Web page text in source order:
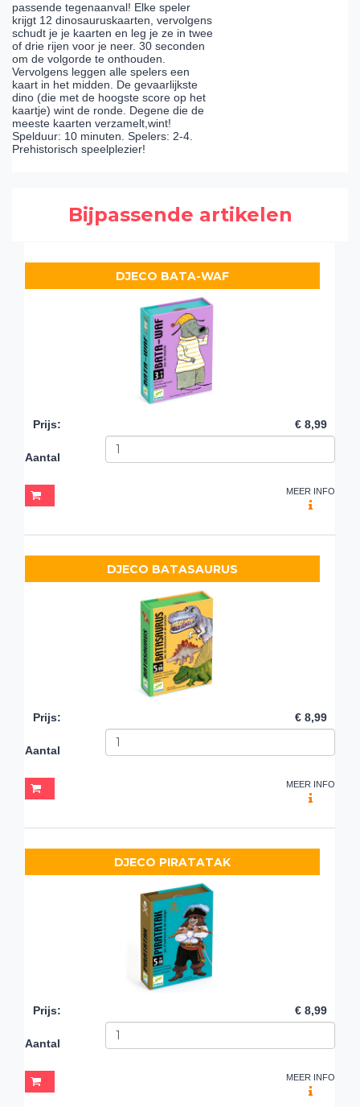
passende tegenaanval! Elke speler
krijgt 12 dinosauruskaarten, vervolgens
schudt je je kaarten en leg je ze in twee
of drie rijen voor je neer. 30 seconden
om de volgorde te onthouden.
Vervolgens leggen alle spelers een
kaart in het midden. De gevaarlijkste
dino (die met de hoogste score op het
kaartje) wint de ronde. Degene die de
meeste kaarten verzamelt,wint!
Spelduur: 10 minuten. Spelers: 2-4.
Prehistorisch speelplezier!
Bijpassende artikelen
DJECO BATA-WAF
Prijs: € 8,99
Aantal
MEER INFO
DJECO BATASAURUS
Prijs: € 8,99
Aantal
MEER INFO
DJECO PIRATATAK
Prijs: € 8,99
Aantal
MEER INFO